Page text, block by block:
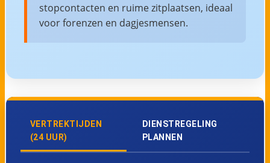
stopcontacten en ruime zitplaatsen, ideaal
voor forenzen en dagjesmensen.
VERTREKTIJDEN
(24 UUR)
DIENSTREGELING
PLANNEN